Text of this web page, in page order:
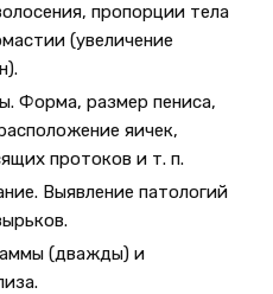
пропорции тела
(увеличение
Форма, размер пениса,
яичек,
протоков и т. п.
Выявление патологий
(дважды) и